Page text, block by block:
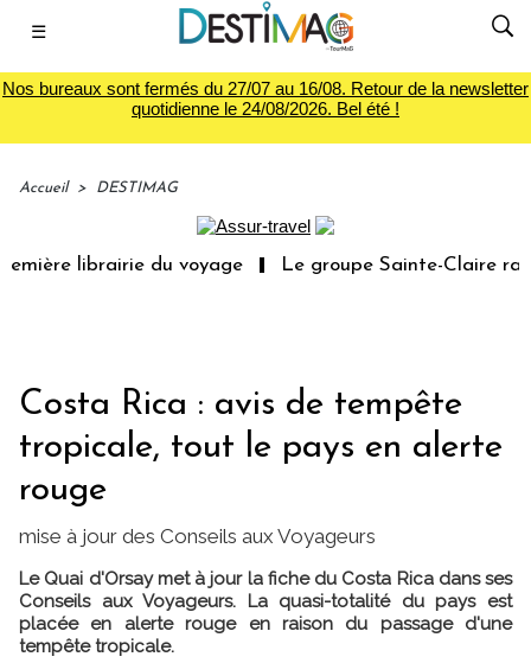
☰
Nos bureaux sont fermés du 27/07 au 16/08. Retour de la newsletter
quotidienne le 24/08/2026. Bel été !
Accueil > DESTIMAG
librairie du voyage Le groupe Sainte-Claire
Costa Rica : avis de tempête
tropicale, tout le pays en alerte
rouge
mise à jour des Conseils aux Voyageurs
Le Quai d'Orsay met à jour la fiche du Costa Rica dans ses
Conseils aux Voyageurs. La quasi-totalité du pays est
placée en alerte rouge en raison du passage d'une
tempête tropicale.